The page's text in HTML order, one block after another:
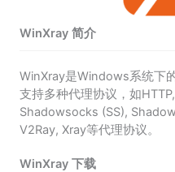
WinXray 简介
WinXray是Windows系统下
支持多种代理协议，如
Shadowsocks (SS),
V2Ray, Xray等代理协议。
WinXray 下载